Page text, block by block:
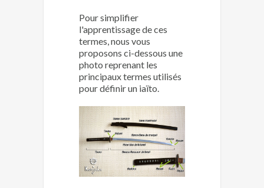
Pour simplifier
l'apprentissage de ces
termes, nous vous
proposons ci-dessous une
photo reprenant les
principaux termes utilisés
pour définir un iaïto.